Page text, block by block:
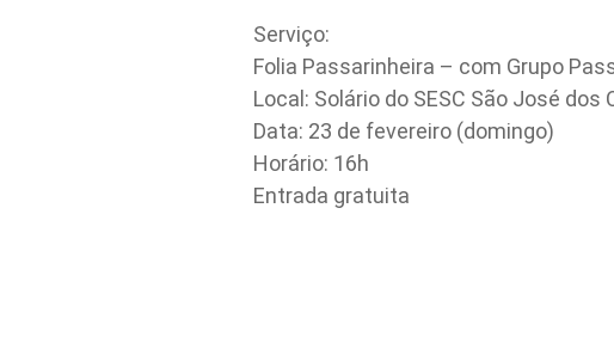
Serviço:
Folia Passarinheira – com Grupo
Local: Solário do SESC São José dos
Data: 23 de fevereiro (domingo)
Horário: 16h
Entrada gratuita